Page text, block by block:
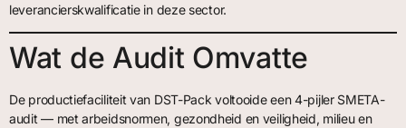
leverancierskwalificatie in deze sector.
Wat de Audit Omvatte
De productiefaciliteit van DST-Pack voltooide een 4-pijler SMETA-
audit — met arbeidsnormen, gezondheid en veiligheid, milieu en